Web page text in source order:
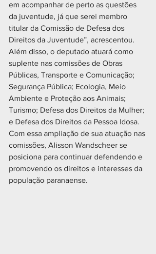
em acompanhar de perto as questões
da juventude, já que serei membro
titular da Comissão de Defesa dos
Direitos da Juventude”, acrescentou.
Além disso, o deputado atuará como
suplente nas comissões de Obras
Públicas, Transporte e Comunicação;
Segurança Pública; Ecologia, Meio
Ambiente e Proteção aos Animais;
Turismo; Defesa dos Direitos da Mulher;
e Defesa dos Direitos da Pessoa Idosa.
Com essa ampliação de sua atuação nas
comissões, Alisson Wandscheer se
posiciona para continuar defendendo e
promovendo os direitos e interesses da
população paranaense.